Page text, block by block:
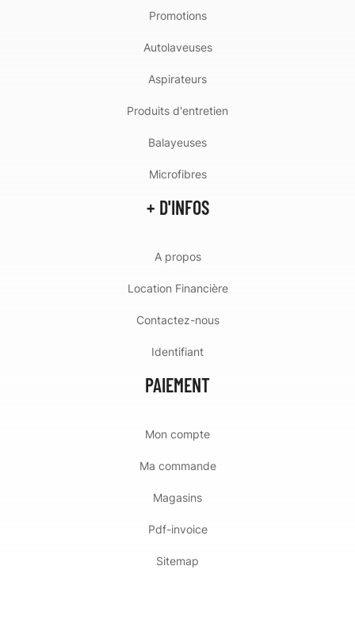
Promotions
Autolaveuses
Aspirateurs
Produits d'entretien
Balayeuses
Microfibres
+ D'INFOS
A propos
Location Financière
Contactez-nous
Identifiant
PAIEMENT
Mon compte
Ma commande
Magasins
Pdf-invoice
Sitemap